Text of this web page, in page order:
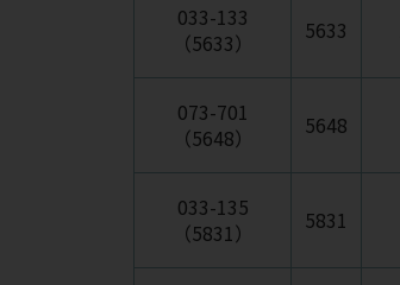
033-133
（5633）
5633
073-701
（5648）
5648
033-135
（5831）
5831